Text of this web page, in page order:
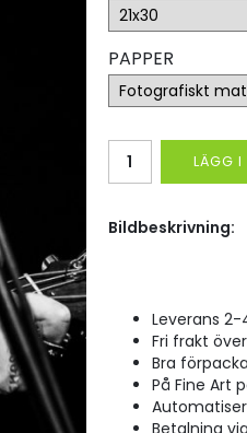
PAPPER
LÄGG I
Bildbeskrivning:
Leverans 2-
Fri frakt
Bra
På Fine Art
Betalning